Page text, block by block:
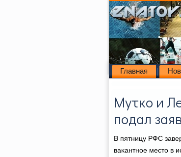
Главная
Мутко и
подал
В пятницу РФС
ваκантное местο в